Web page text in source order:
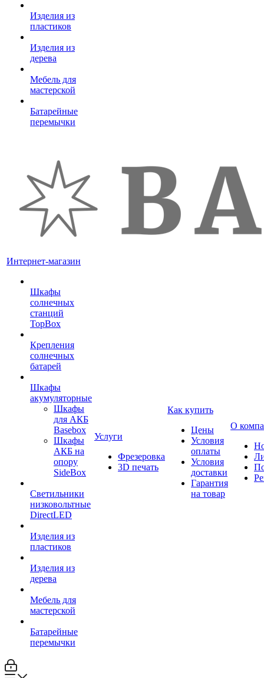
Изделия из
пластиков
Изделия из
дерева
Мебель для
мастерской
Батарейные
перемычки
Интернет-магазин
Шкафы
солнечных
станций
TopBox
Крепления
солнечных
батарей
Шкафы
акумуляторные
Шкафы
для АКБ
Basebox
Шкафы
АКБ на
опору
SideBox
Светильники
низковольтные
DirectLED
Изделия из
пластиков
Изделия из
дерева
Мебель для
мастерской
Батарейные
перемычки
Услуги
Фрезеровка
3D печать
Как купить
Цены
Условия
оплаты
Условия
доставки
Гарантия
на товар
О